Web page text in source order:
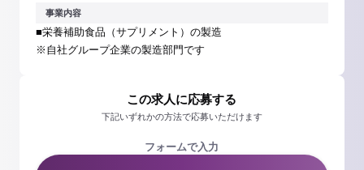
事業内容
■栄養補助食品（サプリメント）の製造
※自社グループ企業の製造部門です
この求人に応募する
下記いずれかの方法で応募いただけます
フォームで入力